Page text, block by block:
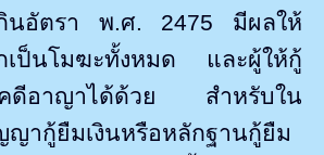
กินอัตรา พ.ศ. 2475 มีผลให้
เป็นโมฆะทั้งหมด และผู้ให้กู้
คดีอาญาได้ด้วย สำหรับใน
ากู้ยืมเงินหรือหลักฐานกู้ยืม